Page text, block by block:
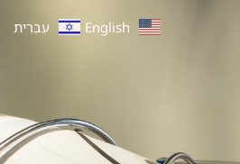
English עִבְרִית